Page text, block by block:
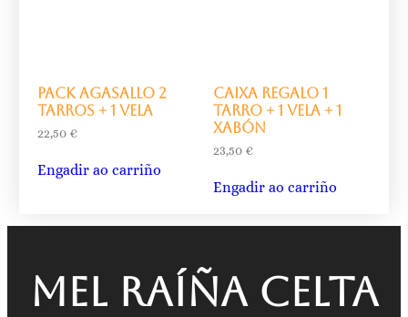
Pack agasallo 2
tarros + 1 vela
22,50 €
Engadir ao carriño
Caixa regalo 1
tarro + 1 vela + 1
xabón
23,50 €
Engadir ao carriño
Mel raíña celta